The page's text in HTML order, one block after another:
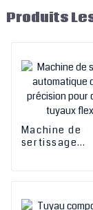
Produits
Machine de
sertissage